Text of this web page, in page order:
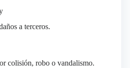
a terceros.
colisión, robo o vandalismo.